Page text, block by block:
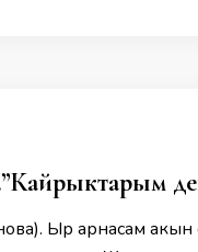
Ыр арнасам акын